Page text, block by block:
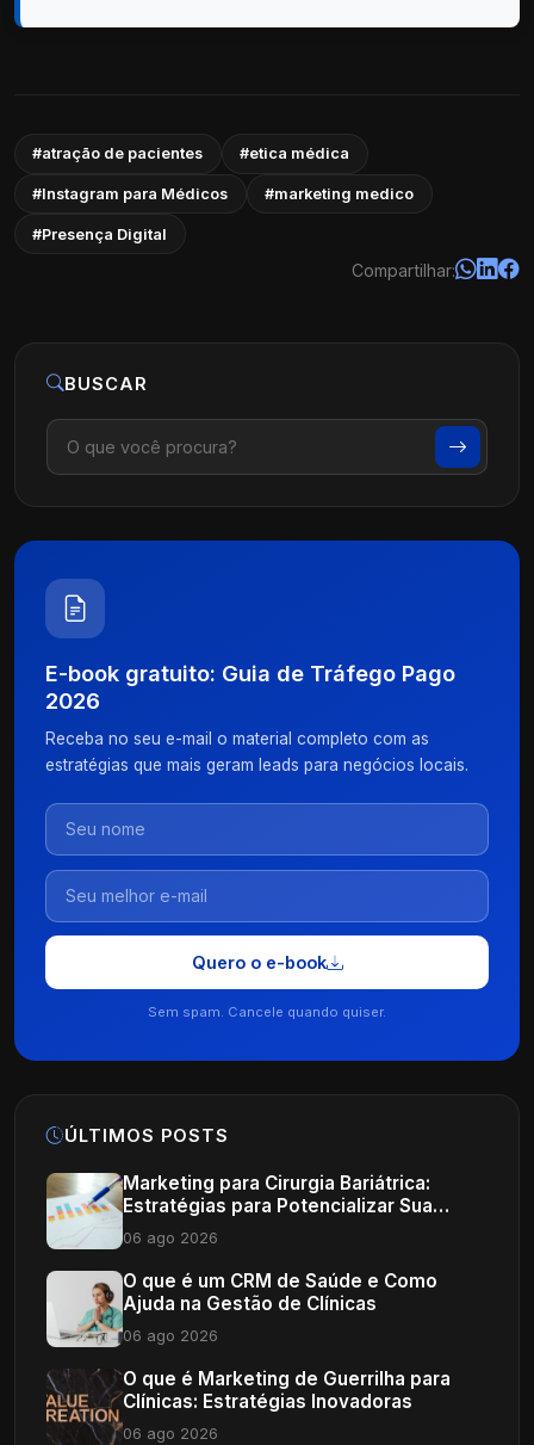
#atração de pacientes #etica médica
#Instagram para Médicos #marketing medico
#Presença Digital
Compartilhar:
BUSCAR
E-book gratuito: Guia de Tráfego Pago
2026
Receba no seu e-mail o material completo com as
estratégias que mais geram leads para negócios locais.
Quero o e-book
Sem spam. Cancele quando quiser.
ÚLTIMOS POSTS
Marketing para Cirurgia Bariátrica:
Estratégias para Potencializar Sua
Clínica
06 ago 2026
O que é um CRM de Saúde e Como
Ajuda na Gestão de Clínicas
06 ago 2026
O que é Marketing de Guerrilha para
Clínicas: Estratégias Inovadoras
06 ago 2026